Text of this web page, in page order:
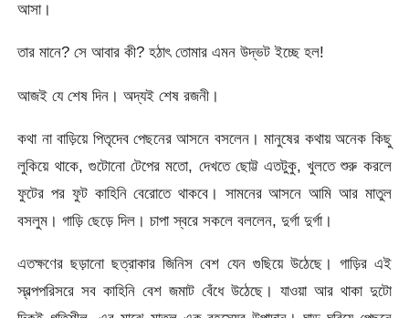
আসা।
তার মানে? সে আবার কী? হঠাৎ তোমার এমন উদ্ভট ইচ্ছে হল!
আজই যে শেষ দিন। অদ্যই শেষ রজনী।
কথা না বাড়িয়ে পিতৃদেব পেছনের আসনে বসলেন। মানুষের কথায় অনেক কিছু
লুকিয়ে থাকে, গুটোনো টেপের মতো, দেখতে ছোট্ট এতটুকু, খুলতে শুরু করলে
ফুটের পর ফুট কাহিনি বেরোতে থাকবে। সামনের আসনে আমি আর মাতুল
বসলুম। গাড়ি ছেড়ে দিল। চাপা স্বরে সকলে বললেন, দুর্গা দুর্গা।
এতক্ষণের ছড়ানো ছত্রাকার জিনিস বেশ যেন গুছিয়ে উঠেছে। গাড়ির এই
স্বল্পপরিসরে সব কাহিনি বেশ জমাট বেঁধে উঠেছে। যাওয়া আর থাকা দুটো